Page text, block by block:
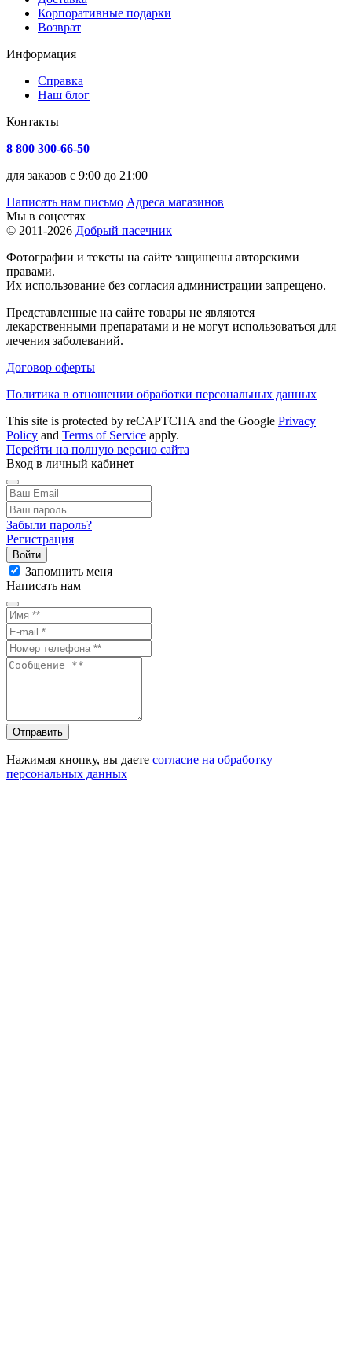
Корпоративные подарки
Возврат
Информация
Справка
Наш блог
Контакты
8 800 300-66-50
для заказов с 9:00 до 21:00
Написать нам письмо Адреса магазинов
Мы в соцсетях
© 2011-2026 Добрый пасечник
Фотографии и тексты на сайте защищены авторскими
правами.
Их использование без согласия администрации запрещено.
Представленные на сайте товары не являются
лекарственными препаратами и не могут использоваться для
лечения заболеваний.
Договор оферты
Политика в отношении обработки персональных данных
This site is protected by reCAPTCHA and the Google Privacy
Policy and Terms of Service apply.
Перейти на полную версию сайта
Вход в личный кабинет
Забыли пароль?
Регистрация
Войти
Запомнить меня
Написать нам
Отправить
Нажимая кнопку, вы даете согласие на обработку
персональных данных